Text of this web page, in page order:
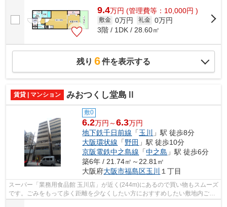
9.4万円 (管理費等：10,000円 )
敷金 0万円 礼金 0万円
3階 / 1DK / 28.60㎡
残り 6件を表示する
賃貸 | マンション みおつくし堂島Ⅱ
敷0
6.2万円～6.3万円
地下鉄千日前線 「玉川
」駅 徒歩8分
大阪環状線 「野田 」駅 徒歩10分
京阪電鉄中之島線 「中之島 」駅 徒歩6分
築6年 / 21.74㎡～22.81㎡
大阪府大阪市福島区玉川 １丁目
スーパー「業務用食品館 玉川店」が近く(244m)にあるので買い物もスムーズ
です。ごみをもって歩く距離を少なくしたい方におすすめしたい敷地内ごみ